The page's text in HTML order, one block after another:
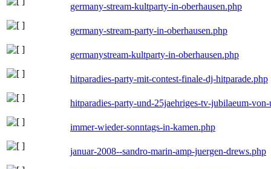
germany-stream-kultparty-in-oberhausen.php
germany-stream-party-in-oberhausen.php
germanystream-kultparty-in-oberhausen.php
hitparadies-party-mit-contest-finale-dj-hitparade.php
hitparadies-party-und-25jaehriges-tv-jubilaeum-
immer-wieder-sonntags-in-kamen.php
januar-2008--sandro-marin-amp-juergen-drews.php